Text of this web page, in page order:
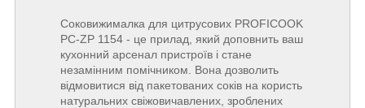
Соковижималка для цитрусових PROFICOOK
PC-ZP 1154 - це прилад, який доповнить ваш
кухонний арсенал пристроїв і стане
незамінним помічником. Вона дозволить
відмовитися від пакетованих соків на користь
натуральних свіжовичавлених, зроблених